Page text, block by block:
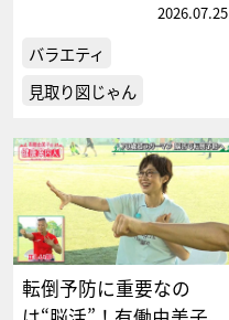
2026.07.25
バラエティ
見取り図じゃん
転倒予防に重要なの